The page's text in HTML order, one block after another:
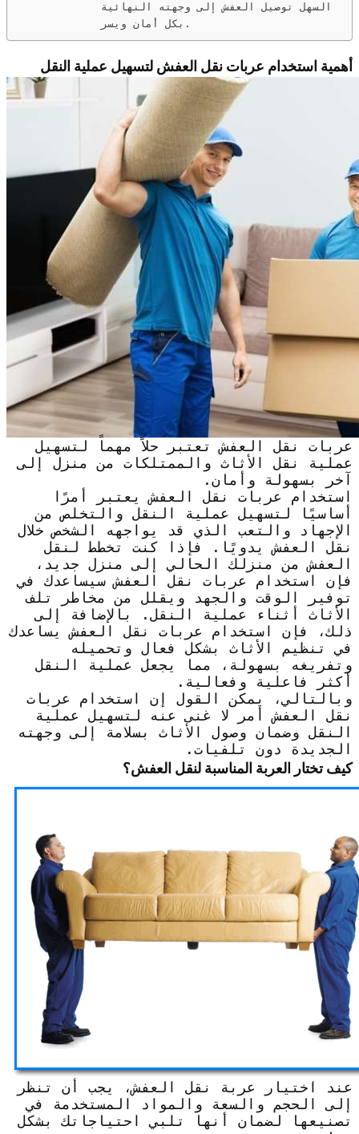
السهل توصيل العفش إلى وجهته النهائية
بكل أمان ويسر.
أهمية استخدام عربات نقل العفش لتسهيل عملية النقل
عربات نقل العفش تعتبر حلاً مهماً لتسهيل
عملية نقل الأثاث والممتلكات من منزل إلى
آخر بسهولة وأمان.
استخدام عربات نقل العفش يعتبر أمرًا
أساسيًا لتسهيل عملية النقل والتخلص من
الإجهاد والتعب الذي قد يواجهه الشخص خلال
نقل العفش يدويًا. فإذا كنت تخطط لنقل
العفش من منزلك الحالي إلى منزل جديد،
فإن استخدام عربات نقل العفش سيساعدك في
توفير الوقت والجهد ويقلل من مخاطر تلف
الأثاث أثناء عملية النقل. بالإضافة إلى
ذلك، فإن استخدام عربات نقل العفش يساعدك
في تنظيم الأثاث بشكل فعال وتحميله
وتفريغه بسهولة، مما يجعل عملية النقل
أكثر فاعلية وفعالية.
وبالتالي، يمكن القول إن استخدام عربات
نقل العفش أمر لا غنى عنه لتسهيل عملية
النقل وضمان وصول الأثاث بسلامة إلى وجهته
الجديدة دون تلفيات.
كيف تختار العربة المناسبة لنقل العفش؟
عند اختيار عربة نقل العفش، يجب أن تنظر
إلى الحجم والسعة والمواد المستخدمة في
تصنيعها لضمان أنها تلبي احتياجاتك بشكل